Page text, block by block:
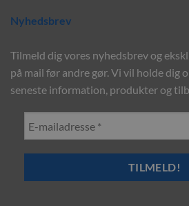
Nyhedsbrev
Tilmeld dig vores nyhedsbrev og
på mail før andre gør. Vi vil holde dig
seneste information, produkter og